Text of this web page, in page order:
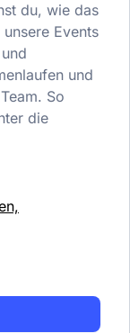
du, wie das
Events
und
So
die